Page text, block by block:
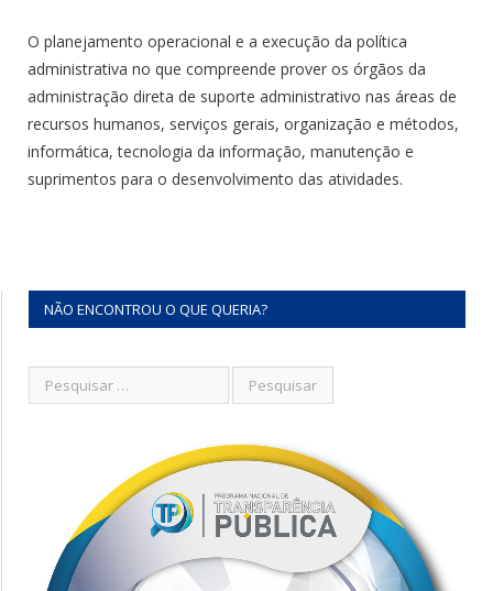
O planejamento operacional e a execução da política
administrativa no que compreende prover os órgãos da
administração direta de suporte administrativo nas áreas de
recursos humanos, serviços gerais, organização e métodos,
informática, tecnologia da informação, manutenção e
suprimentos para o desenvolvimento das atividades.
NÃO ENCONTROU O QUE QUERIA?